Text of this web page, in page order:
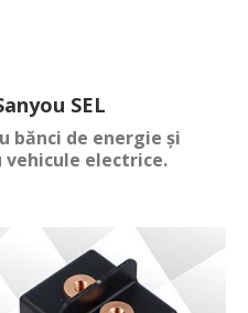
SEL
bănci de energie și
electrice.